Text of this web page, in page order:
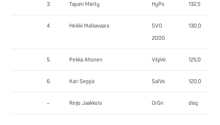
3. Tapani Mielty HyPo 132,5
4. Heikki Malkavaara
SVO
2000
130,0
5. Pekka Ahonen VilpVe 125,0
6. Kari Seppä SalVo 120,0
– Reijo Jaakkola OrGn disq